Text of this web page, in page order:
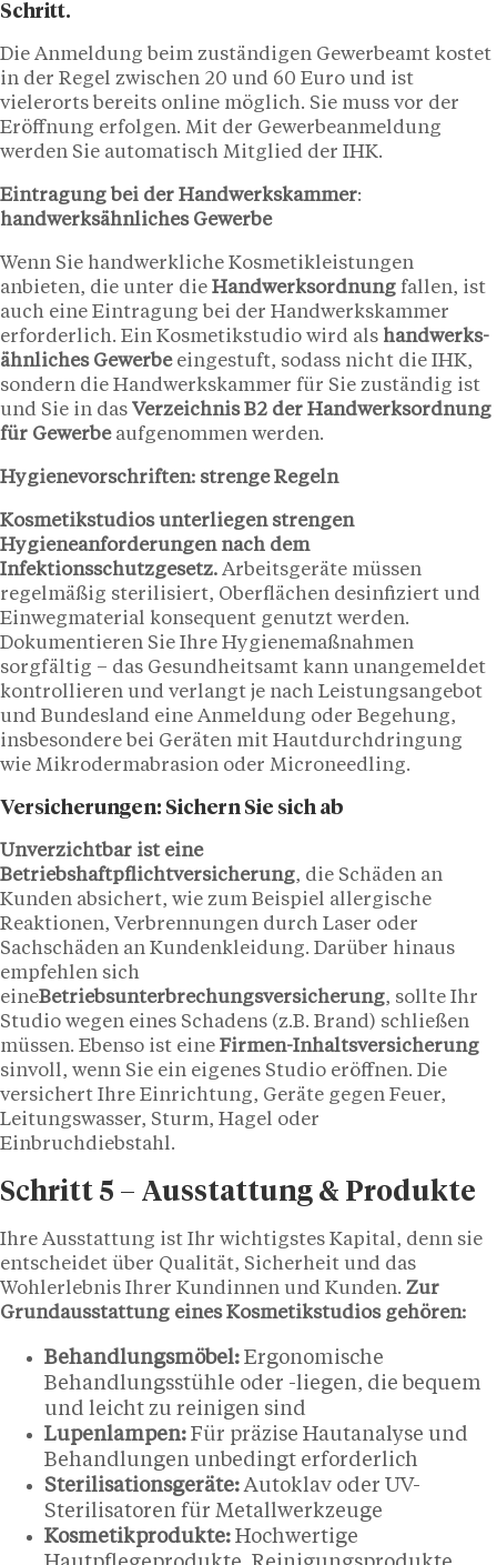
Schritt.
Die Anmeldung beim zuständigen Gewerbeamt kostet
in der Regel zwischen 20 und 60 Euro und ist
vielerorts bereits online möglich. Sie muss vor der
Eröffnung erfolgen. Mit der Gewerbeanmeldung
werden Sie automatisch Mitglied der IHK.
Eintragung bei der Handwerkskammer:
handwerksähnliches Gewerbe
Wenn Sie handwerkliche Kosmetikleistungen
anbieten, die unter die Handwerksordnung fallen, ist
auch eine Eintragung bei der Handwerkskammer
erforderlich. Ein Kosmetikstudio wird als handwerks-
ähnliches Gewerbe eingestuft, sodass nicht die IHK,
sondern die Handwerkskammer für Sie zuständig ist
und Sie in das Verzeichnis B2 der Handwerksordnung
für Gewerbeaufgenommen werden.
Hygienevorschriften: strenge Regeln
Kosmetikstudios unterliegen strengen
Hygieneanforderungen nach dem
Infektionsschutzgesetz. Arbeitsgeräte müssen
regelmäßig sterilisiert, Oberflächen desinfiziert und
Einwegmaterial konsequent genutzt werden.
Dokumentieren Sie Ihre Hygienemaßnahmen
sorgfältig – das Gesundheitsamt kann unangemeldet
kontrollieren und verlangt je nach Leistungsangebot
und Bundesland eine Anmeldung oder Begehung,
insbesondere bei Geräten mit Hautdurchdringung
wie Mikrodermabrasion oder Microneedling.
Versicherungen: Sichern Sie sich ab
Unverzichtbar ist eine
Betriebshaftpflichtversicherung, die Schäden an
Kunden absichert, wie zum Beispiel allergische
Reaktionen, Verbrennungen durch Laser oder
Sachschäden an Kundenkleidung. Darüber hinaus
empfehlen sich
eineBetriebsunterbrechungsversicherung, sollte Ihr
Studio wegen eines Schadens (z.B. Brand) schließen
müssen. Ebenso ist eine Firmen-Inhaltsversicherung
sinvoll, wenn Sie ein eigenes Studio eröffnen. Die
versichert Ihre Einrichtung, Geräte gegen Feuer,
Leitungswasser, Sturm, Hagel oder
Einbruchdiebstahl.
Schritt 5 – Ausstattung & Produkte
Ihre Ausstattung ist Ihr wichtigstes Kapital, denn sie
entscheidet über Qualität, Sicherheit und das
Wohlerlebnis Ihrer Kundinnen und Kunden. Zur
Grundausstattung eines Kosmetikstudios gehören:
Behandlungsmöbel: Ergonomische
Behandlungsstühle oder -liegen, die bequem
und leicht zu reinigen sind
Lupenlampen: Für präzise Hautanalyse und
Behandlungen unbedingt erforderlich
Sterilisationsgeräte: Autoklav oder UV-
Sterilisatoren für Metallwerkzeuge
Kosmetikprodukte: Hochwertige